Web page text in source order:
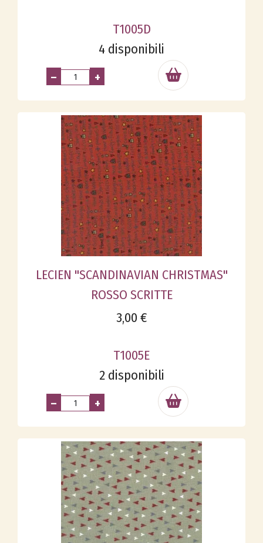
T1005D
4 disponibili
– +
LECIEN "SCANDINAVIAN CHRISTMAS"
ROSSO SCRITTE
3,00 €
T1005E
2 disponibili
– +